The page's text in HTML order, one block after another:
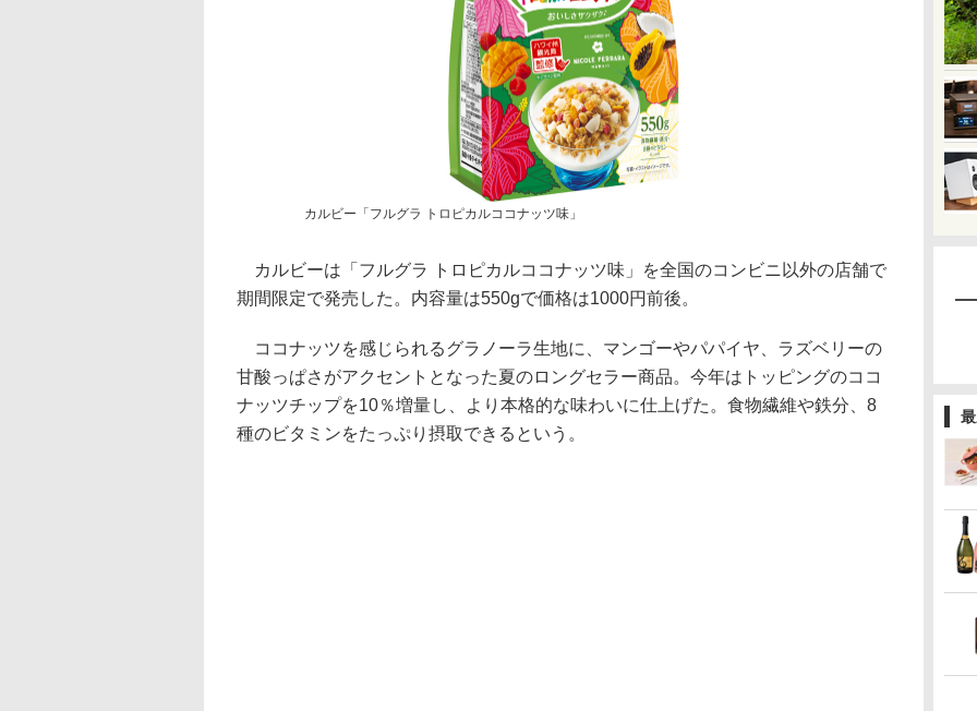
カルビー「フルグラ トロピカルココナッツ味」
カルビーは「フルグラ トロピカルココナッツ味」を全国のコンビニ以外の店舗で
期間限定で発売した。内容量は550gで価格は1000円前後。
ココナッツを感じられるグラノーラ生地に、マンゴーやパパイヤ、ラズベリーの
甘酸っぱさがアクセントとなった夏のロングセラー商品。今年はトッピングのココ
ナッツチップを10％増量し、より本格的な味わいに仕上げた。食物繊維や鉄分、8
種のビタミンをたっぷり摂取できるという。